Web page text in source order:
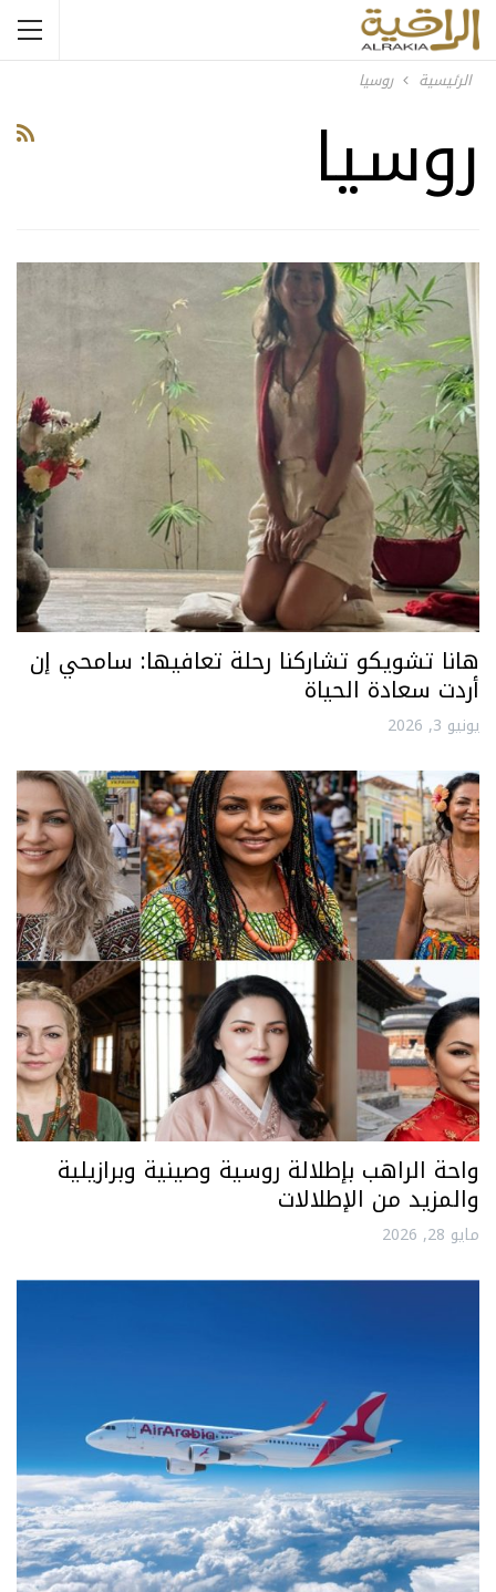
الرئيسية روسيا
روسيا
هانا تشويكو تشاركنا رحلة تعافيها: سامحي إن
أردت سعادة الحياة
يونيو 3, 2026
واحة الراهب بإطلالة روسية وصينية وبرازيلية
والمزيد من الإطلالات
مايو 28, 2026